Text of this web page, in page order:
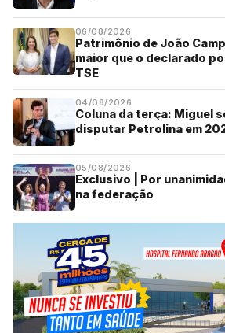
06/08/2026
Patrimônio de João
maior que o declarado
TSE
04/08/2026
Coluna da terça: Miguel
disputar Petrolina em
05/08/2026
Exclusivo | Por
na federação